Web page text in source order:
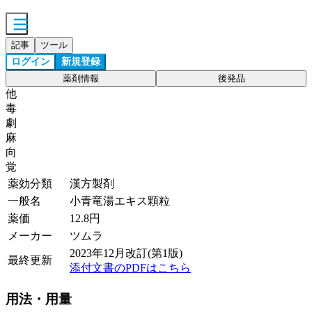
記事 ツール
ログイン 新規登録
薬剤情報 後発品
他
毒
劇
麻
向
覚
薬効分類
漢方製剤
一般名
小青竜湯エキス顆粒
薬価
12.8円
メーカー
ツムラ
最終更新
2023年12月改訂(第1版)
添付文書のPDFはこちら
用法・用量